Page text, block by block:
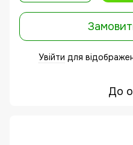
Увійти для
До